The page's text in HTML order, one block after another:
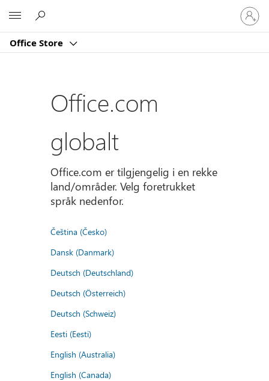
Office Store
Logg
på
kontoen
Office.com
globalt
Office.com er tilgjengelig i en rekke
land/områder. Velg foretrukket
språk nedenfor.
Čeština (Česko)
Dansk (Danmark)
Deutsch (Deutschland)
Deutsch (Österreich)
Deutsch (Schweiz)
Eesti (Eesti)
English (Australia)
English (Canada)